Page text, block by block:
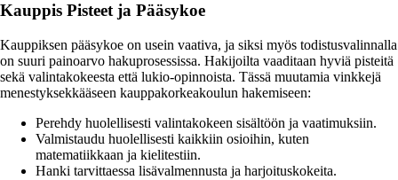
Kauppis Pisteet ja Pääsykoe
Kauppiksen pääsykoe on usein vaativa, ja siksi myös todistusvalinnalla
on suuri painoarvo hakuprosessissa. Hakijoilta vaaditaan hyviä pisteitä
sekä valintakokeesta että lukio-opinnoista. Tässä muutamia vinkkejä
menestyksekkääseen kauppakorkeakoulun hakemiseen:
Perehdy huolellisesti valintakokeen sisältöön ja vaatimuksiin.
Valmistaudu huolellisesti kaikkiin osioihin, kuten
matematiikkaan ja kielitestiin.
Hanki tarvittaessa lisävalmennusta ja harjoituskokeita.